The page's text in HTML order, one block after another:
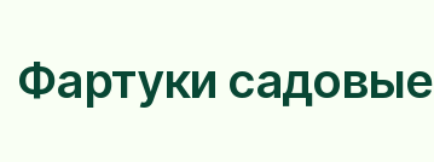
Фартуки садовые